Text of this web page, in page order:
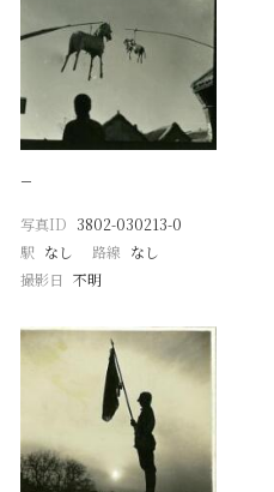
−
写真ID 3802-030213-0
駅 なし 路線 なし
撮影日 不明